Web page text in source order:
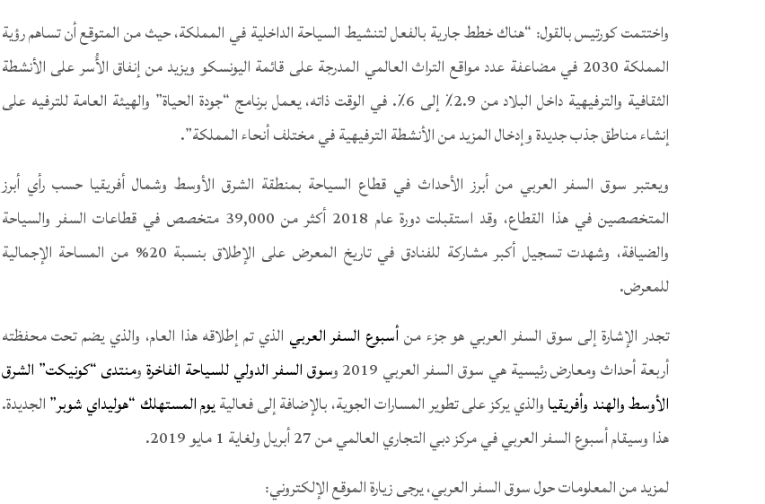
واختتمت كورتيس بالقول: “هناك خطط جارية بالفعل لتنشيط السياحة الداخلية في المملكة، حيث من المتوقع أن تساهم رؤية
المملكة 2030 في مضاعفة عدد مواقع التراث العالمي المدرجة على قائمة اليونسكو ويزيد من إنفاق الأُسر على الأنشطة
الثقافية والترفيهية داخل البلاد من 2.9٪ إلى 6٪. في الوقت ذاته، يعمل برنامج “جودة الحياة” والهيئة العامة للترفيه على
إنشاء مناطق جذب جديدة وإدخال المزيد من الأنشطة الترفيهية في مختلف أنحاء المملكة”.
ويعتبر سوق السفر العربي من أبرز الأحداث في قطاع السياحة بمنطقة الشرق الأوسط وشمال أفريقيا حسب رأي أبرز
المتخصصين في هذا القطاع، وقد استقبلت دورة عام 2018 أكثر من 39,000 متخصص في قطاعات السفر والسياحة
والضيافة، وشهدت تسجيل أكبر مشاركة للفنادق في تاريخ المعرض على الإطلاق بنسبة 20% من المساحة الإجمالية
للمعرض.
تجدر الإشارة إلى سوق السفر العربي هو جزء منأسبوع السفر العربي الذي تم إطلاقه هذا العام، والذي يضم تحت محفظته
أربعة أحداث ومعارض رئيسية هي سوق السفر العربي 2019 و
سوق السفر الدولي للسياحة الفاخرةومنتدى “كونيكت” الشرق
الأوسط والهند وأفريقياوالذي يركز على تطوير المسارات الجوية، بالإضافة إلى فعاليةيوم المستهلك “هوليداي شوبر”الجديدة.
هذا وسيقام أسبوع السفر العربي في مركز دبي التجاري العالمي من 27 أبريل ولغاية 1 مايو 2019.
لمزيد من المعلومات حول سوق السفر العربي، يرجى زيارة الموقع الإلكتروني: